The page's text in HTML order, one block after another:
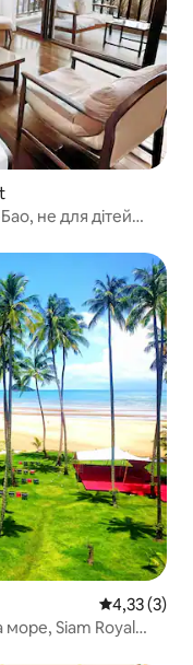
не для дітей
Середня
4,33 (3)
Siam Royal